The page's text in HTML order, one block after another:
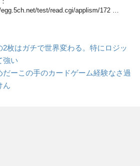
test/read.cgi/applism/172 …
2枚はガチで世界変わる。特にロジッ
強い
だーこの手のカードゲーム経験なさ過
ん